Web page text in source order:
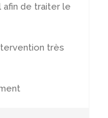
afin de traiter le
très